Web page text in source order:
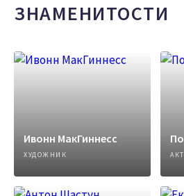
ЗНАМЕНИТОСТИ
Ивонн МакГиннесс
ХУДОЖНИК